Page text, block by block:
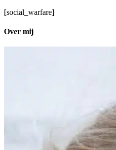
[social_warfare]
Over mij